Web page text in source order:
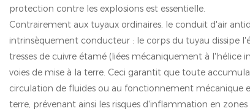
protection contre les explosions est essentielle.
Contrairement aux tuyaux ordinaires, le conduit d'air
intrinsèquement conducteur : le corps du tuyau dissipe
tresses de cuivre étamé (liées mécaniquement à l'hélice
voies de mise à la terre. Ceci garantit que toute
circulation de fluides ou au fonctionnement mécanique
terre, prévenant ainsi les risques d'inflammation en zones